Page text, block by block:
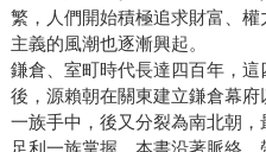
繁，人們開始積極追求財富、
主義的風潮也逐漸興起。
鎌倉、室町時代長達四百年，
後，源賴朝在關東建立鎌倉幕
一族手中，後又分裂為南北朝
足利一族掌握。本書沿著脈絡